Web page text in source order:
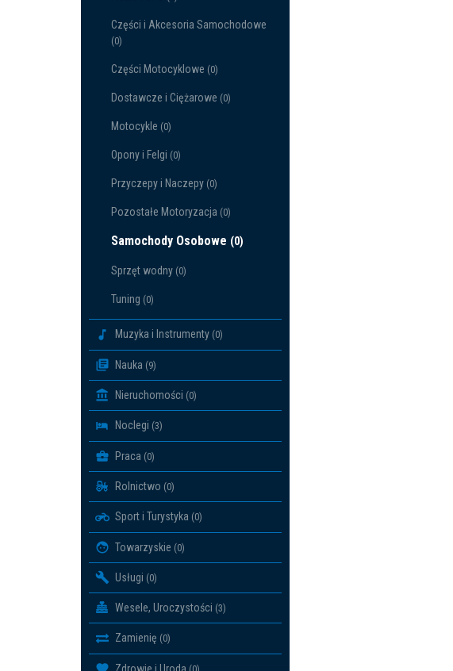
Części i Akcesoria Samochodowe
(0)
Części Motocyklowe (0)
Dostawcze i Ciężarowe (0)
Motocykle (0)
Opony i Felgi (0)
Przyczepy i Naczepy (0)
Pozostałe Motoryzacja (0)
Samochody Osobowe (0)
Sprzęt wodny (0)
Tuning (0)
Muzyka i Instrumenty (0)
Nauka (9)
Nieruchomości (0)
Noclegi (3)
Praca (0)
Rolnictwo (0)
Sport i Turystyka (0)
Towarzyskie (0)
Usługi (0)
Wesele, Uroczystości (3)
Zamienię (0)
Zdrowie i Uroda